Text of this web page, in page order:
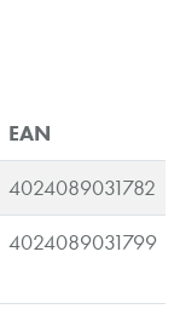
EAN
4024089031782
4024089031799